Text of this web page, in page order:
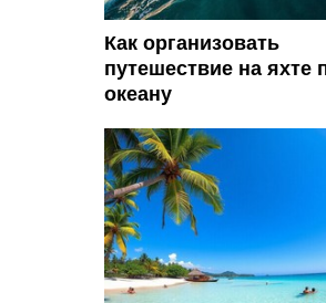
Как организовать
путешествие на яхте
океану